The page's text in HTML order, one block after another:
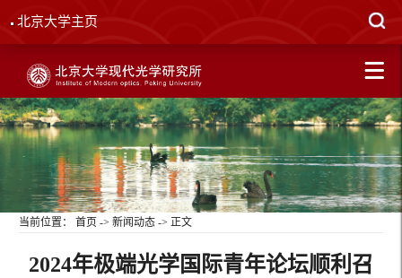
北京大学主页
当前位置： 首页 -> 新闻动态-> 正文
2024年极端光学国际青年论坛顺利召